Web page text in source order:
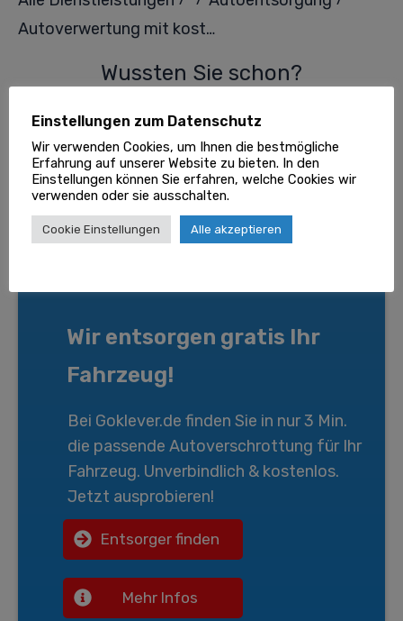
Autoverwertung mit kostenloser Abholung: Nachhaltig und bequem
Wussten Sie schon?
Wir entsorgen gratis Ihr
Fahrzeug!
Bei Goklever.de finden Sie in nur 3 Min.
die passende Autoverschrottung für Ihr
Fahrzeug. Unverbindlich & kostenlos.
Jetzt ausprobieren!
Entsorger finden
Mehr Infos
Einstellungen zum Datenschutz
Wir verwenden Cookies, um Ihnen die bestmögliche
Erfahrung auf unserer Website zu bieten. In den
Einstellungen können Sie erfahren, welche Cookies wir
verwenden oder sie ausschalten.
Cookie Einstellungen Alle akzeptieren